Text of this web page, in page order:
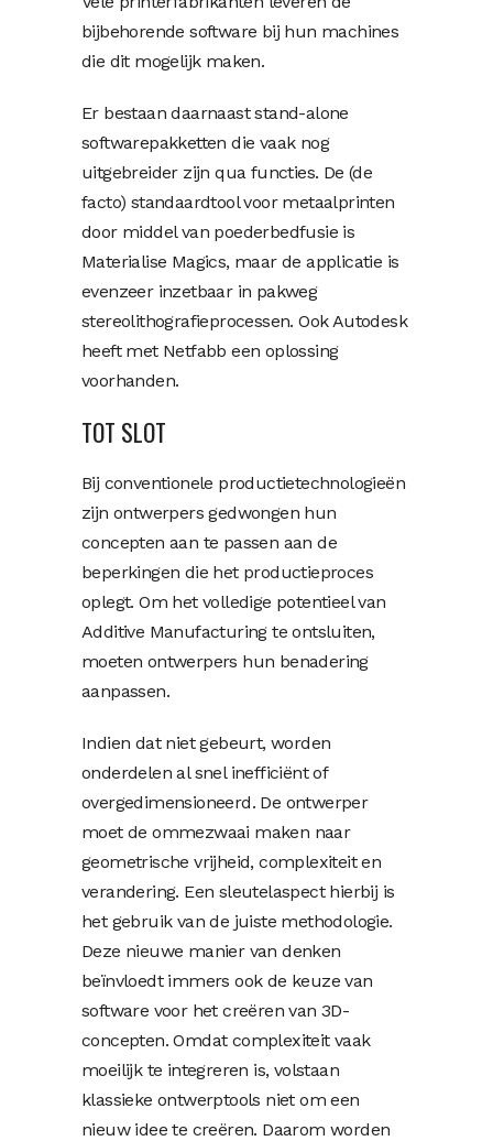
bijbehorende software bij hun machines
die dit mogelijk maken.
Er bestaan daarnaast stand-alone
softwarepakketten die vaak nog
uitgebreider zijn qua functies. De (de
facto) standaardtool voor metaalprinten
door middel van poederbedfusie is
Materialise Magics, maar de applicatie is
evenzeer inzetbaar in pakweg
stereolithografieprocessen. Ook Autodesk
heeft met Netfabb een oplossing
voorhanden.
TOT SLOT
Bij conventionele productietechnologieën
zijn ontwerpers gedwongen hun
concepten aan te passen aan de
beperkingen die het productieproces
oplegt. Om het volledige potentieel van
Additive Manufacturing te ontsluiten,
moeten ontwerpers hun benadering
aanpassen.
Indien dat niet gebeurt, worden
onderdelen al snel inefficiënt of
overgedimensioneerd. De ontwerper
moet de ommezwaai maken naar
geometrische vrijheid, complexiteit en
verandering. Een sleutelaspect hierbij is
het gebruik van de juiste methodologie.
Deze nieuwe manier van denken
beïnvloedt immers ook de keuze van
software voor het creëren van 3D-
concepten. Omdat complexiteit vaak
moeilijk te integreren is, volstaan
klassieke ontwerptools niet om een
nieuw idee te creëren. Daarom worden